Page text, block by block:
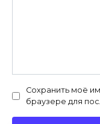
Сохранить моё
браузере для